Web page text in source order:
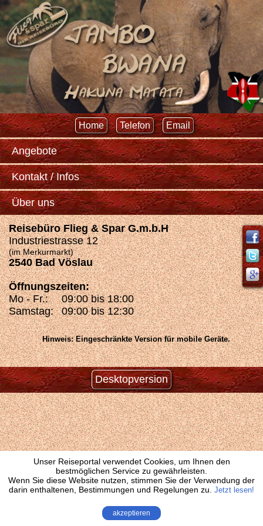
Home Telefon Email
Angebote
Kontakt / Infos
Über uns
Reisebüro Flieg & Spar G.m.b.H
Industriestrasse 12
(im Merkurmarkt)
2540 Bad Vöslau
Öffnungszeiten:
Mo - Fr.:
09:00 bis 18:00
Samstag: 09:00 bis 12:30
Hinweis: Eingeschränkte Version für mobile Geräte.
Desktopversion
Unser Reiseportal verwendet Cookies, um Ihnen den
bestmöglichen Service zu gewährleisten.
Wenn Sie diese Website nutzen, stimmen Sie der Verwendung der
darin enthaltenen, Bestimmungen und Regelungen zu. Jetzt lesen!